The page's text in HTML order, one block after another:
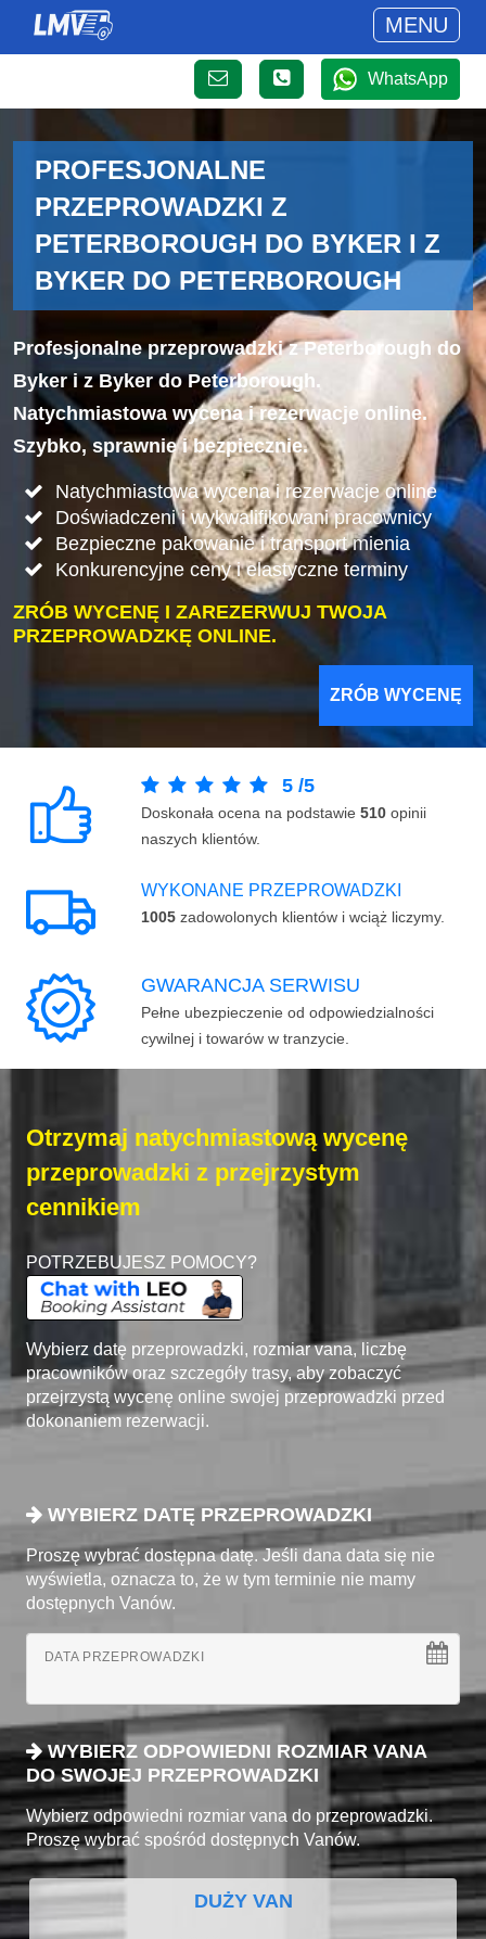
MENU
WhatsApp
PROFESJONALNE
PRZEPROWADZKI Z
PETERBOROUGH DO BYKER I Z
BYKER DO PETERBOROUGH
Profesjonalne przeprowadzki z Peterborough do
Byker i z Byker do Peterborough.
Natychmiastowa wycena i rezerwacje online.
Szybko, sprawnie i bezpiecznie.
Natychmiastowa wycena i rezerwacje online
Doświadczeni i wykwalifikowani pracownicy
Bezpieczne pakowanie i transport mienia
Konkurencyjne ceny i elastyczne terminy
ZRÓB WYCENĘ I ZAREZERWUJ TWOJA
PRZEPROWADZKĘ ONLINE.
ZRÓB WYCENĘ
5 /5
Doskonała ocena na podstawie 510 opinii
naszych klientów.
WYKONANE PRZEPROWADZKI
1005 zadowolonych klientów i wciąż liczymy.
GWARANCJA SERWISU
Pełne ubezpieczenie od odpowiedzialności
cywilnej i towarów w tranzycie.
Otrzymaj natychmiastową wycenę
przeprowadzki z przejrzystym
cennikiem
POTRZEBUJESZ POMOCY?
Wybierz datę przeprowadzki, rozmiar vana, liczbę
pracowników oraz szczegóły trasy, aby zobaczyć
przejrzystą wycenę online swojej przeprowadzki przed
dokonaniem rezerwacji.
WYBIERZ DATĘ PRZEPROWADZKI
Proszę wybrać dostępna datę. Jeśli dana data się nie
wyświetla, oznacza to, że w tym terminie nie mamy
dostępnych Vanów.
DATA PRZEPROWADZKI
WYBIERZ ODPOWIEDNI ROZMIAR VANA
DO SWOJEJ PRZEPROWADZKI
Wybierz odpowiedni rozmiar vana do przeprowadzki.
Proszę wybrać spośród dostępnych Vanów.
DUŻY VAN